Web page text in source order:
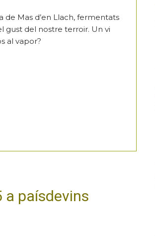
de Mas d’en Llach, fermentats
gust del nostre terroir. Un vi
al vapor?
a paísdevins